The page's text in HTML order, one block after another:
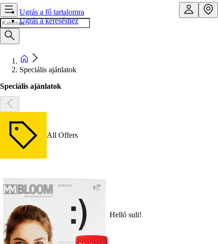
Ugrás a fő tartalomra
Ugrás a kereséshez
Speciális ajánlatok
Speciális ajánlatok
All Offers
Helló suli!